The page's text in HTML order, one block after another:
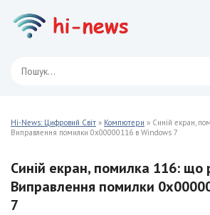
Hi-News: Цифровий Світ » Компютери » Синій екран,
Виправлення помилки 0x00000116 в Windows 7
Синій екран, помилка 116: що
Виправлення помилки
7